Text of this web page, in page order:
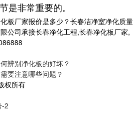
是非常重要的。
板厂家报价是多少？长春洁净室净化质量
公司承接长春净化工程,长春净化板厂家,
辨别净化板的好坏？
要注意哪些问题？
权所有
-2